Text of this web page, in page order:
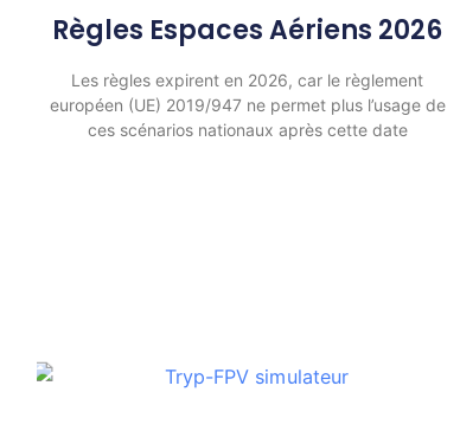
Règles Espaces Aériens 2026
Les règles expirent en 2026, car le règlement
européen (UE) 2019/947 ne permet plus l’usage de
ces scénarios nationaux après cette date